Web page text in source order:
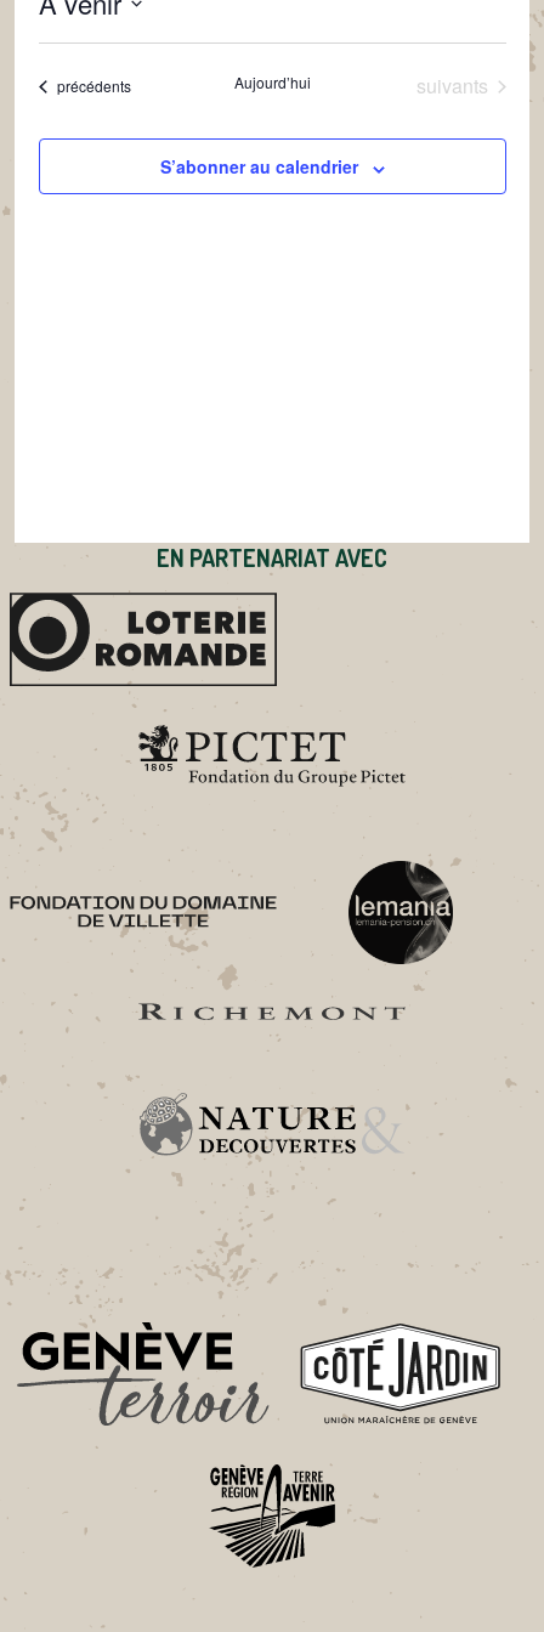
CONSULTATIONS
Sélectionnez
date
Évènements
précédents Aujourd’hui Évènements
suivants
S’abonner au calendrier
EN PARTENARIAT AVEC